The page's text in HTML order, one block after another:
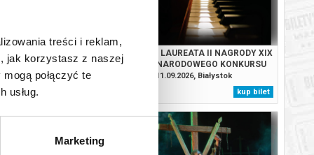
treści i reklam,
jak korzystasz z naszej
połączyć te
usług.
Marketing
dziadku
OPEROWA! I
SPOTKANIA ZE
SZTUKĄBiałystok
KONCERT LAUREATA II NAGRODY XIX
MIĘDZYNARODOWEGO KONKURSU
PIANISTYCZNEGO IM. FRYDERYKA
CHOPINA KEVINA CHENA
11.09.2026, Białystok
kup bilet